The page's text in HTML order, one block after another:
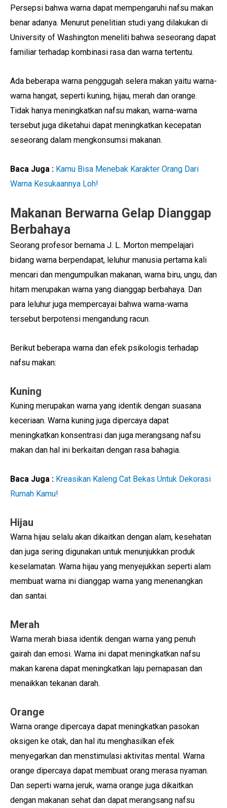
Persepsi bahwa warna dapat mempengaruhi nafsu makan
benar adanya. Menurut penelitian studi yang dilakukan di
University of Washington meneliti bahwa seseorang dapat
familiar terhadap kombinasi rasa dan warna tertentu.
Ada beberapa warna penggugah selera makan yaitu warna-
warna hangat, seperti kuning, hijau, merah dan orange.
Tidak hanya meningkatkan nafsu makan, warna-warna
tersebut juga diketahui dapat meningkatkan kecepatan
seseorang dalam mengkonsumsi makanan.
Baca Juga : Kamu Bisa Menebak Karakter Orang Dari
Warna Kesukaannya Loh!
Makanan Berwarna Gelap Dianggap
Berbahaya
Seorang profesor bernama J. L. Morton mempelajari
bidang warna berpendapat, leluhur manusia pertama kali
mencari dan mengumpulkan makanan, warna biru, ungu, dan
hitam merupakan warna yang dianggap berbahaya. Dan
para leluhur juga mempercayai bahwa warna-warna
tersebut berpotensi mengandung racun.
Berikut beberapa warna dan efek psikologis terhadap
nafsu makan:
Kuning
Kuning merupakan warna yang identik dengan suasana
keceriaan. Warna kuning juga dipercaya dapat
meningkatkan konsentrasi dan juga merangsang nafsu
makan dan hal ini berkaitan dengan rasa bahagia.
Baca Juga : Kreasikan Kaleng Cat Bekas Untuk Dekorasi
Rumah Kamu!
Hijau
Warna hijau selalu akan dikaitkan dengan alam, kesehatan
dan juga sering digunakan untuk menunjukkan produk
keselamatan. Warna hijau yang menyejukkan seperti alam
membuat warna ini dianggap warna yang menenangkan
dan santai.
Merah
Warna merah biasa identik dengan warna yang penuh
gairah dan emosi. Warna ini dapat meningkatkan nafsu
makan karena dapat meningkatkan laju pernapasan dan
menaikkan tekanan darah.
Orange
Warna orange dipercaya dapat meningkatkan pasokan
oksigen ke otak, dan hal itu menghasilkan efek
menyegarkan dan menstimulasi aktivitas mental. Warna
orange dipercaya dapat membuat orang merasa nyaman.
Dan seperti warna jeruk, warna orange juga dikaitkan
dengan makanan sehat dan dapat merangsang nafsu